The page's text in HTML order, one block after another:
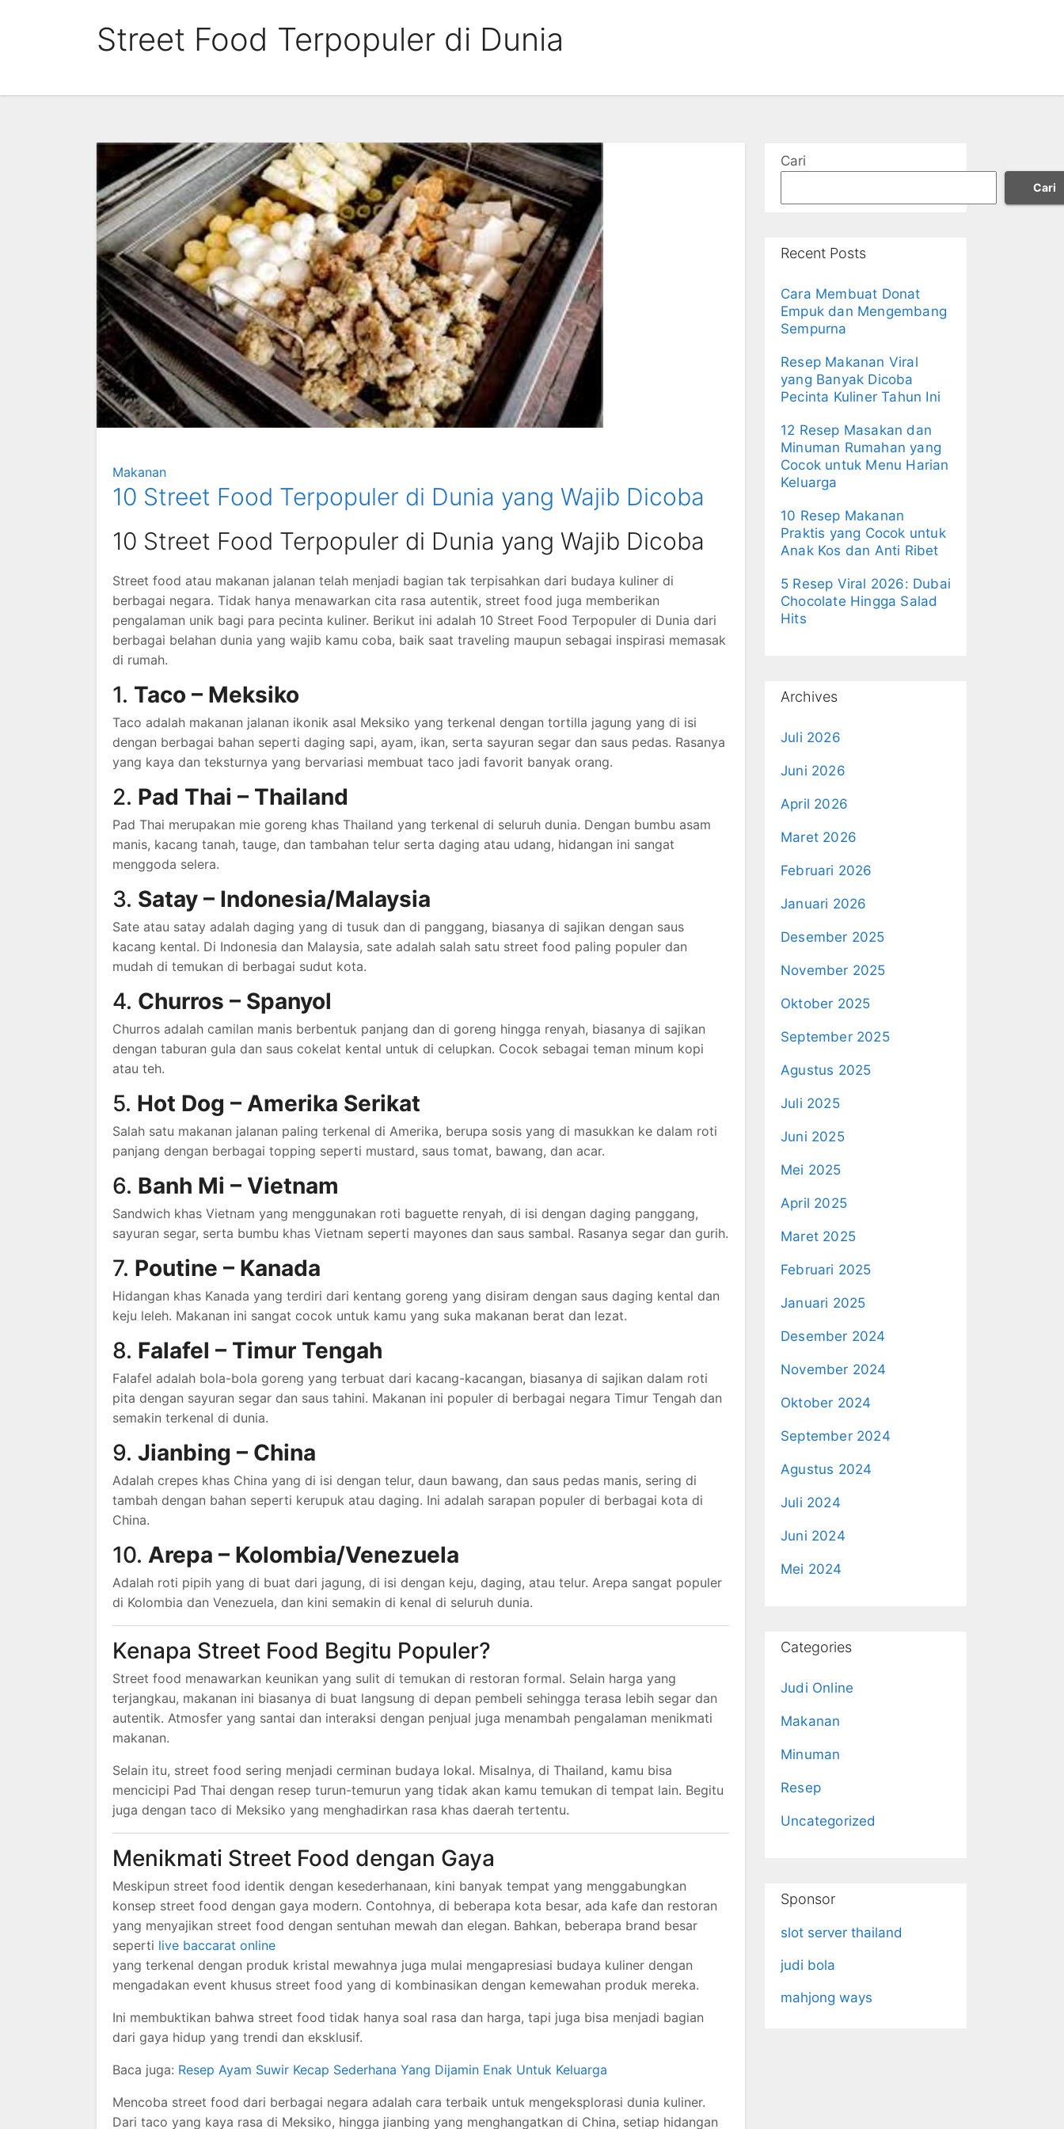
Street Food Terpopuler di Dunia
Makanan
10 Street Food Terpopuler di Dunia yang Wajib Dicoba
10 Street Food Terpopuler di Dunia yang Wajib Dicoba
Street food atau makanan jalanan telah menjadi bagian tak terpisahkan dari budaya kuliner di
berbagai negara. Tidak hanya menawarkan cita rasa autentik, street food juga memberikan
pengalaman unik bagi para pecinta kuliner. Berikut ini adalah 10 Street Food Terpopuler di Dunia dari
berbagai belahan dunia yang wajib kamu coba, baik saat traveling maupun sebagai inspirasi memasak
di rumah.
1. Taco – Meksiko
Taco adalah makanan jalanan ikonik asal Meksiko yang terkenal dengan tortilla jagung yang di isi
dengan berbagai bahan seperti daging sapi, ayam, ikan, serta sayuran segar dan saus pedas. Rasanya
yang kaya dan teksturnya yang bervariasi membuat taco jadi favorit banyak orang.
2. Pad Thai – Thailand
Pad Thai merupakan mie goreng khas Thailand yang terkenal di seluruh dunia. Dengan bumbu asam
manis, kacang tanah, tauge, dan tambahan telur serta daging atau udang, hidangan ini sangat
menggoda selera.
3. Satay – Indonesia/Malaysia
Sate atau satay adalah daging yang di tusuk dan di panggang, biasanya di sajikan dengan saus
kacang kental. Di Indonesia dan Malaysia, sate adalah salah satu street food paling populer dan
mudah di temukan di berbagai sudut kota.
4. Churros – Spanyol
Churros adalah camilan manis berbentuk panjang dan di goreng hingga renyah, biasanya di sajikan
dengan taburan gula dan saus cokelat kental untuk di celupkan. Cocok sebagai teman minum kopi
atau teh.
5. Hot Dog – Amerika Serikat
Salah satu makanan jalanan paling terkenal di Amerika, berupa sosis yang di masukkan ke dalam roti
panjang dengan berbagai topping seperti mustard, saus tomat, bawang, dan acar.
6. Banh Mi – Vietnam
Sandwich khas Vietnam yang menggunakan roti baguette renyah, di isi dengan daging panggang,
sayuran segar, serta bumbu khas Vietnam seperti mayones dan saus sambal. Rasanya segar dan gurih.
7. Poutine – Kanada
Hidangan khas Kanada yang terdiri dari kentang goreng yang disiram dengan saus daging kental dan
keju leleh. Makanan ini sangat cocok untuk kamu yang suka makanan berat dan lezat.
8. Falafel – Timur Tengah
Falafel adalah bola-bola goreng yang terbuat dari kacang-kacangan, biasanya di sajikan dalam roti
pita dengan sayuran segar dan saus tahini. Makanan ini populer di berbagai negara Timur Tengah dan
semakin terkenal di dunia.
9. Jianbing – China
Adalah crepes khas China yang di isi dengan telur, daun bawang, dan saus pedas manis, sering di
tambah dengan bahan seperti kerupuk atau daging. Ini adalah sarapan populer di berbagai kota di
China.
10. Arepa – Kolombia/Venezuela
Adalah roti pipih yang di buat dari jagung, di isi dengan keju, daging, atau telur. Arepa sangat populer
di Kolombia dan Venezuela, dan kini semakin di kenal di seluruh dunia.
Kenapa Street Food Begitu Populer?
Street food menawarkan keunikan yang sulit di temukan di restoran formal. Selain harga yang
terjangkau, makanan ini biasanya di buat langsung di depan pembeli sehingga terasa lebih segar dan
autentik. Atmosfer yang santai dan interaksi dengan penjual juga menambah pengalaman menikmati
makanan.
Selain itu, street food sering menjadi cerminan budaya lokal. Misalnya, di Thailand, kamu bisa
mencicipi Pad Thai dengan resep turun-temurun yang tidak akan kamu temukan di tempat lain. Begitu
juga dengan taco di Meksiko yang menghadirkan rasa khas daerah tertentu.
Menikmati Street Food dengan Gaya
Meskipun street food identik dengan kesederhanaan, kini banyak tempat yang menggabungkan
konsep street food dengan gaya modern. Contohnya, di beberapa kota besar, ada kafe dan restoran
yang menyajikan street food dengan sentuhan mewah dan elegan. Bahkan, beberapa brand besar
seperti live baccarat online
yang terkenal dengan produk kristal mewahnya juga mulai mengapresiasi budaya kuliner dengan
mengadakan event khusus street food yang di kombinasikan dengan kemewahan produk mereka.
Ini membuktikan bahwa street food tidak hanya soal rasa dan harga, tapi juga bisa menjadi bagian
dari gaya hidup yang trendi dan eksklusif.
Baca juga: Resep Ayam Suwir Kecap Sederhana Yang Dijamin Enak Untuk Keluarga
Mencoba street food dari berbagai negara adalah cara terbaik untuk mengeksplorasi dunia kuliner.
Dari taco yang kaya rasa di Meksiko, hingga jianbing yang menghangatkan di China, setiap hidangan
Cari
Cari
Recent Posts
Cara Membuat Donat
Empuk dan Mengembang
Sempurna
Resep Makanan Viral
yang Banyak Dicoba
Pecinta Kuliner Tahun Ini
12 Resep Masakan dan
Minuman Rumahan yang
Cocok untuk Menu Harian
Keluarga
10 Resep Makanan
Praktis yang Cocok untuk
Anak Kos dan Anti Ribet
5 Resep Viral 2026: Dubai
Chocolate Hingga Salad
Hits
Archives
Juli 2026
Juni 2026
April 2026
Maret 2026
Februari 2026
Januari 2026
Desember 2025
November 2025
Oktober 2025
September 2025
Agustus 2025
Juli 2025
Juni 2025
Mei 2025
April 2025
Maret 2025
Februari 2025
Januari 2025
Desember 2024
November 2024
Oktober 2024
September 2024
Agustus 2024
Juli 2024
Juni 2024
Mei 2024
Categories
Judi Online
Makanan
Minuman
Resep
Uncategorized
Sponsor
slot server thailand
judi bola
mahjong ways